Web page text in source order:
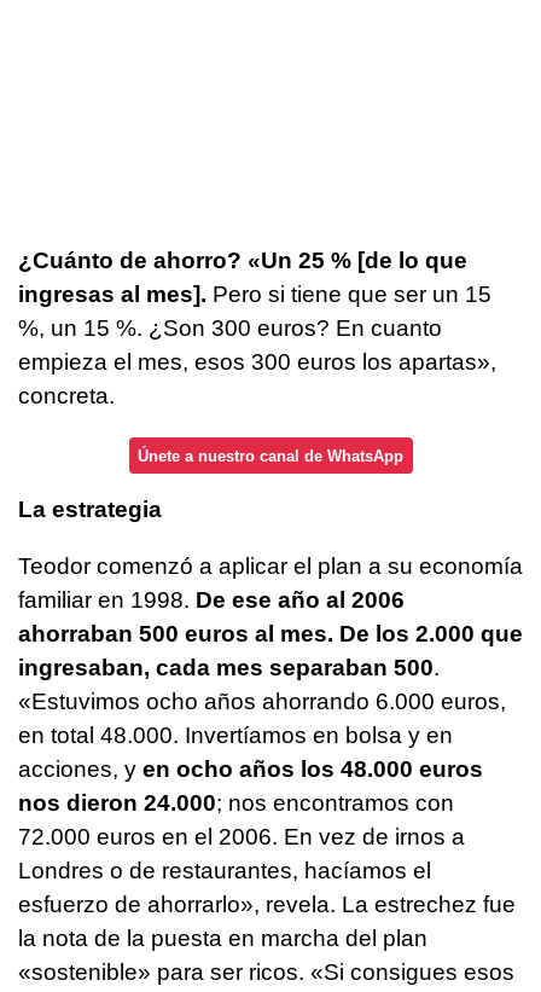
¿Cuánto de ahorro? «Un 25 % [de lo que
ingresas al mes]. Pero si tiene que ser un 15
%, un 15 %. ¿Son 300 euros? En cuanto
empieza el mes, esos 300 euros los apartas»,
concreta.
Únete a nuestro canal de WhatsApp
La estrategia
Teodor comenzó a aplicar el plan a su economía
familiar en 1998. De ese año al 2006
ahorraban 500 euros al mes. De los 2.000 que
ingresaban, cada mes separaban 500.
«Estuvimos ocho años ahorrando 6.000 euros,
en total 48.000. Invertíamos en bolsa y en
acciones, y en ocho años los 48.000 euros
nos dieron 24.000; nos encontramos con
72.000 euros en el 2006. En vez de irnos a
Londres o de restaurantes, hacíamos el
esfuerzo de ahorrarlo», revela. La estrechez fue
la nota de la puesta en marcha del plan
«sostenible» para ser ricos. «Si consigues esos